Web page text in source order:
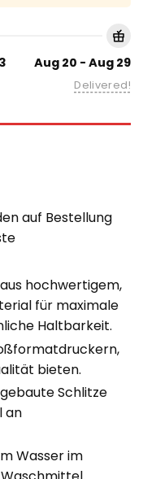
Aug 20 - Aug 29
Delivered!
auf Bestellung
hochwertigem,
für maximale
Haltbarkeit.
bieten.
Schlitze
an
Wasser im